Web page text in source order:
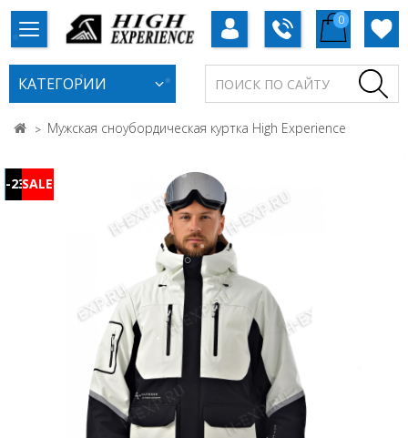
0
КАТЕГОРИИ
Мужская сноубордическая куртка High Experience
-23%